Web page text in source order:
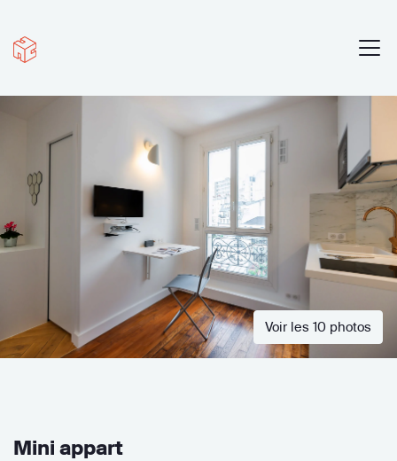
Voir les 10 photos
Mini appart